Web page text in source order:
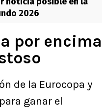
2026
por encima
de la Eurocopa y
ganar el